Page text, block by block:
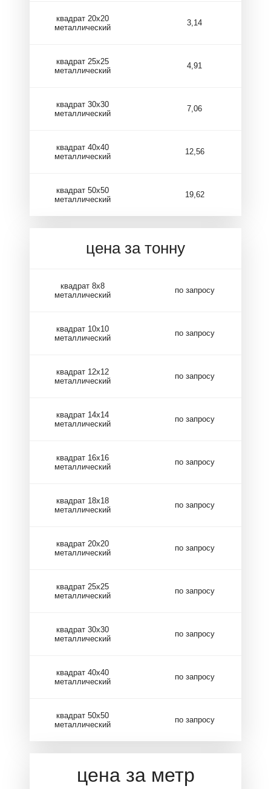
квадрат 20х20
металлический
3,14
квадрат 25х25
металлический
4,91
квадрат 30х30
металлический
7,06
квадрат 40х40
металлический
12,56
квадрат 50х50
металлический
19,62
цена за тонну
квадрат 8х8
металлический
по запросу
квадрат 10х10
металлический
по запросу
квадрат 12х12
металлический
по запросу
квадрат 14х14
металлический
по запросу
квадрат 16х16
металлический
по запросу
квадрат 18х18
металлический
по запросу
квадрат 20х20
металлический
по запросу
квадрат 25х25
металлический
по запросу
квадрат 30х30
металлический
по запросу
квадрат 40х40
металлический
по запросу
квадрат 50х50
металлический
по запросу
цена за метр